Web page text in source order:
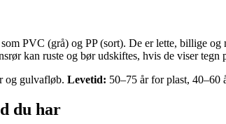
PVC (grå) og PP (sort). De er lette, billige
kan ruste og bør udskiftes, hvis de viser tegn
og gulvafløb. Levetid: 50–75 år for plast, 40–60
du har